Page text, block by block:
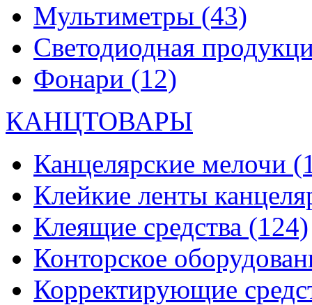
Мультиметры (43)
Светодиодная
Фонари (12)
КАНЦТОВАРЫ
Канцелярские мелочи
Клейкие ленты
Клеящие средства (124)
Конторское
Корректирующие